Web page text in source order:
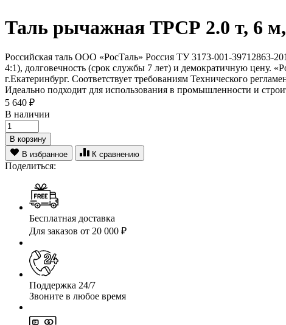
Таль рычажная ТРСР 2.0 т, 6
Российская таль ООО «РосТаль» Россия ТУ 3173-001-39712863-
4:1), долговечность (срок службы 7 лет) и демократичную цену.
г.Екатеринбург. Соответствует требованиям Технического
Идеально подходит для использования в промышленности и
5 640 ₽
В наличии
В корзину
В избранное
К сравнению
Поделиться:
Бесплатная доставка
Для заказов от 20 000 ₽
Поддержка 24/7
Звоните в любое время